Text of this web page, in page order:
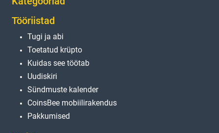
Tööriistad
Tugi ja abi
Toetatud krüpto
Kuidas see töötab
Uudiskiri
Sündmuste kalender
CoinsBee mobiilirakendus
Pakkumised